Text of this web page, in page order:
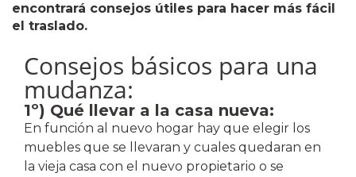
encontrará consejos útiles para hacer más fácil
el traslado.
Consejos básicos para una
mudanza:
1º) Qué llevar a la casa nueva:
En función al nuevo hogar hay que elegir los
muebles que se llevaran y cuales quedaran en
la vieja casa con el nuevo propietario o se